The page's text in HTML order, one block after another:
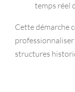
temps réel
Cette démarche
professionnaliser
structures